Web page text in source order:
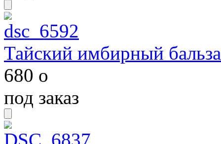
Тайский имбирный
680 o
под заказ